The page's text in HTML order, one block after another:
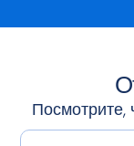
Посмотрите,